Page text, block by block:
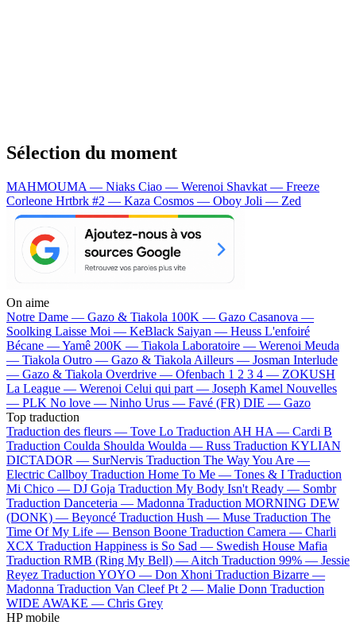
Sélection du moment
MAHMOUMA — Niaks Ciao — Werenoi Shavkat — Freeze
Corleone Hrtbrk #2 — Kaza Cosmos — Oboy Joli — Zed
On aime
Notre Dame — Gazo & Tiakola 100K — Gazo Casanova —
Soolking Laisse Moi — KeBlack Saiyan — Heuss L'enfoiré
Bécane —Yamê 200K — Tiakola Laboratoire — Werenoi Meuda
— Tiakola Outro — Gazo & Tiakola Ailleurs — Josman Interlude
— Gazo & Tiakola Overdrive — Ofenbach 1 2 3 4 — ZOKUSH
La League — Werenoi Celui qui part — Joseph Kamel Nouvelles
— PLK No love — Ninho Urus — Favé (FR) DIE — Gazo
Top traduction
Traduction des fleurs — Tove Lo Traduction AH HA — Cardi B
Traduction Coulda Shoulda Woulda — Russ Traduction KYLIAN
DICTADOR — SurNervis Traduction The Way You Are —
Electric Callboy Traduction Home To Me — Tones & I Traduction
Mi Chico — DJ Goja Traduction My Body Isn't Ready — Sombr
Traduction Danceteria — Madonna Traduction MORNING DEW
(DONK) — Beyoncé Traduction Hush — Muse Traduction The
Time Of My Life — Benson Boone Traduction Camera — Charli
XCX Traduction Happiness is So Sad — Swedish House Mafia
Traduction RMB (Ring My Bell) — Aitch Traduction 99% — Jessie
Reyez Traduction YOYO — Don Xhoni Traduction Bizarre —
Madonna Traduction Van Cleef Pt 2 — Malie Donn Traduction
WIDE AWAKE — Chris Grey
HP mobile